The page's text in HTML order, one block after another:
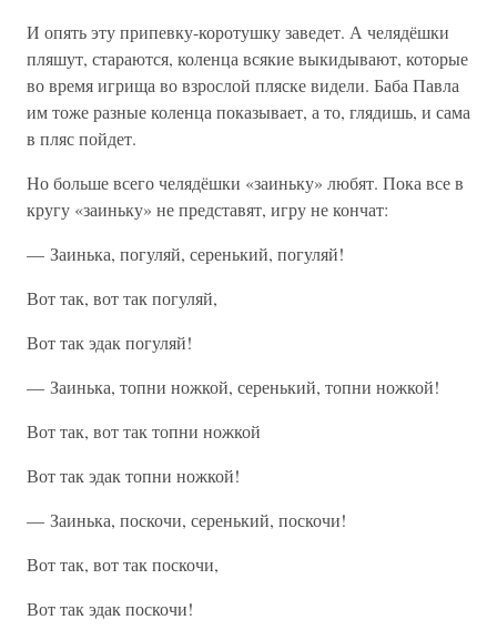
И опять эту припевку-коротушку заведет. А челядёшки
пляшут, стараются, коленца всякие выкидывают, которые
во время игрища во взрослой пляске видели. Баба Павла
им тоже разные коленца показывает, а то, глядишь, и сама
в пляс пойдет.
Но больше всего челядёшки «заиньку» любят. Пока все в
кругу «заиньку» не представят, игру не кончат:
— Заинька, погуляй, серенький, погуляй!
Вот так, вот так погуляй,
Вот так эдак погуляй!
— Заинька, топни ножкой, серенький, топни ножкой!
Вот так, вот так топни ножкой
Вот так эдак топни ножкой!
— Заинька, поскочи, серенький, поскочи!
Вот так, вот так поскочи,
Вот так эдак поскочи!